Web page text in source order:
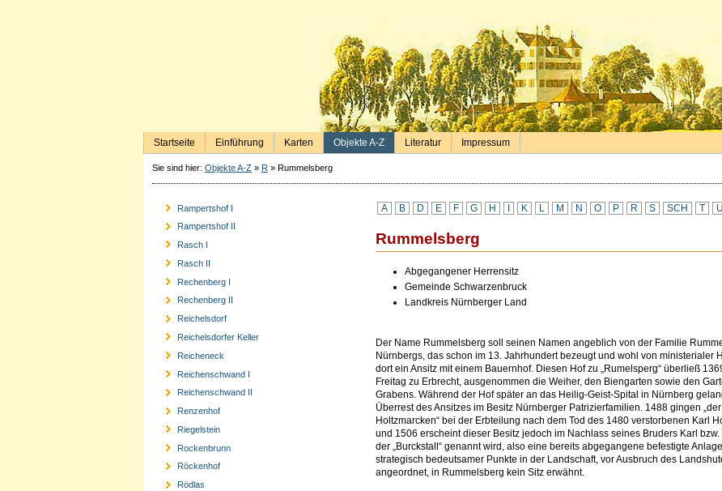
Startseite Einführung Karten Objekte A-Z Literatur Impressum
Sie sind hier: Objekte A-Z» R » Rummelsberg
Rampertshof I
Rampertshof II
Rasch I
Rasch II
Rechenberg I
Rechenberg II
Reichelsdorf
Reichelsdorfer Keller
Reicheneck
Reichenschwand I
Reichenschwand II
Renzenhof
Riegelstein
Rockenbrunn
Röckenhof
Rödlas
A B D E F G H K L M N O P R S SCH T U
Rummelsberg
Abgegangener Herrensitz
Gemeinde Schwarzenbruck
Landkreis Nürnberger Land
Der Name Rummelsberg soll seinen Namen angeblich von der Familie
Nürnbergs, das schon im 13. Jahrhundert bezeugt und wohl von ministerialer
dort ein Ansitz mit einem Bauernhof. Diesen Hof zu „Rumelsperg“ überließ
Freitag zu Erbrecht, ausgenommen die Weiher, den Biengarten sowie den
Grabens. Während der Hof später an das Heilig-Geist-Spital in Nürnberg
Überrest des Ansitzes im Besitz Nürnberger Patrizierfamilien. 1488 gingen
Holtzmarcken“ bei der Erbteilung nach dem Tod des 1480 verstorbenen Karl
und 1506 erscheint dieser Besitz jedoch im Nachlass seines Bruders Karl
der „Burckstall“ genannt wird, also eine bereits abgegangene befestigte
strategisch bedeutsamer Punkte in der Landschaft, vor Ausbruch des
angeordnet, in Rummelsberg kein Sitz erwähnt.